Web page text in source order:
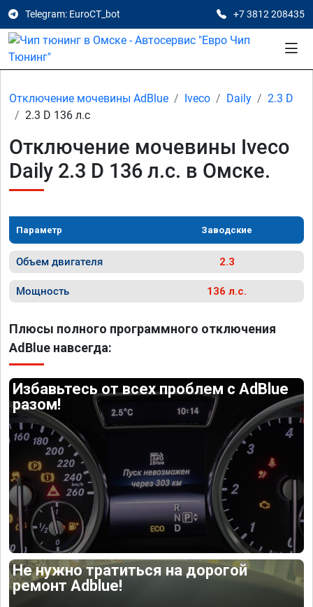
Telegram: EuroCT_bot +7 3812 208435
Отключение мочевины AdBlue Iveco Daily
2.3 D
2.3 D 136 л.с
Отключение мочевины Iveco
Daily 2.3 D 136 л.с. в Омске.
Параметр Заводские
Объем двигателя 2.3
Мощность 136 л.с.
Плюсы полного программного отключения
AdBlue навсегда:
Избавьтесь от всех проблем с AdBlue
разом!
Не нужно тратиться на дорогой
ремонт Adblue!